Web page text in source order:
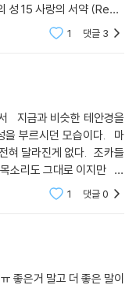
성 15 사랑의 서약 (Revis
1 댓글 3
지금과 비슷한 테안경을
혀 달라진게 없다. 조카들
리도 그대로 이지만 음
들지만 듣고 1 댓글0
좋은거 말고 더 좋은 말이